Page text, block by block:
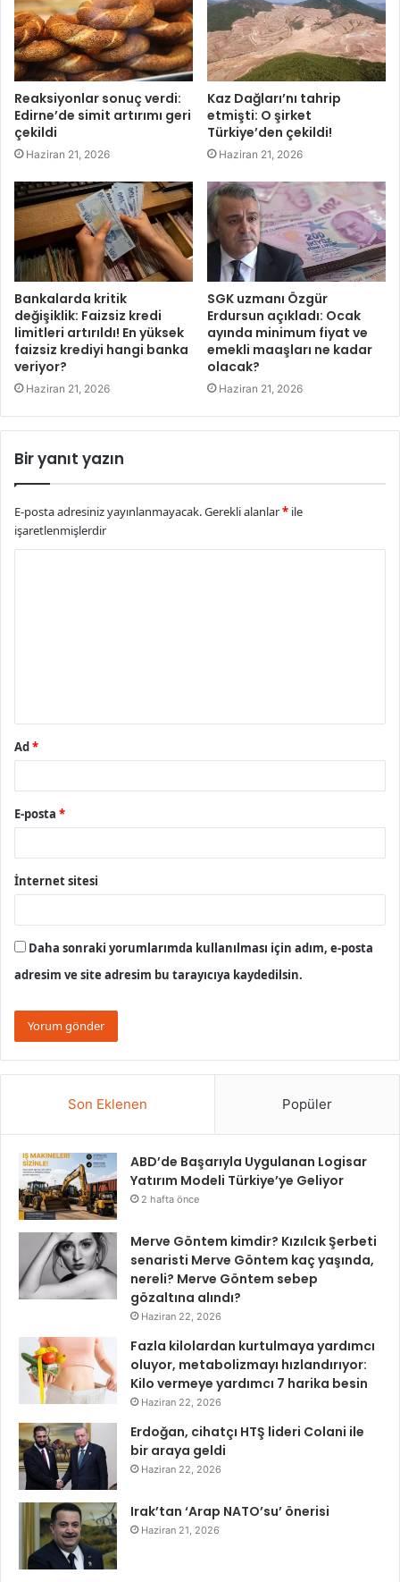
Reaksiyonlar sonuç verdi:
Edirne’de simit artırımı geri
çekildi
Haziran 21, 2026
Kaz Dağları’nı tahrip
etmişti: O şirket
Türkiye’den çekildi!
Haziran 21, 2026
Bankalarda kritik
değişiklik: Faizsiz kredi
limitleri artırıldı! En yüksek
faizsiz krediyi hangi banka
veriyor?
Haziran 21, 2026
SGK uzmanı Özgür
Erdursun açıkladı: Ocak
ayında minimum fiyat ve
emekli maaşları ne kadar
olacak?
Haziran 21, 2026
Bir yanıt yazın
E-posta adresiniz yayınlanmayacak.Gerekli alanlar* ile
işaretlenmişlerdir
Ad *
E-posta *
İnternet sitesi
Daha sonraki yorumlarımda kullanılması için adım, e-posta
adresim ve site adresim bu tarayıcıya kaydedilsin.
Son Eklenen Popüler
ABD’de Başarıyla Uygulanan Logisar
Yatırım Modeli Türkiye’ye Geliyor
2 hafta önce
Merve Göntem kimdir? Kızılcık Şerbeti
senaristi Merve Göntem kaç yaşında,
nereli? Merve Göntem sebep
gözaltına alındı?
Haziran 22, 2026
Fazla kilolardan kurtulmaya yardımcı
oluyor, metabolizmayı hızlandırıyor:
Kilo vermeye yardımcı 7 harika besin
Haziran 22, 2026
Erdoğan, cihatçı HTŞ lideri Colani ile
bir araya geldi
Haziran 22, 2026
Irak’tan ‘Arap NATO’su’ önerisi
Haziran 21, 2026